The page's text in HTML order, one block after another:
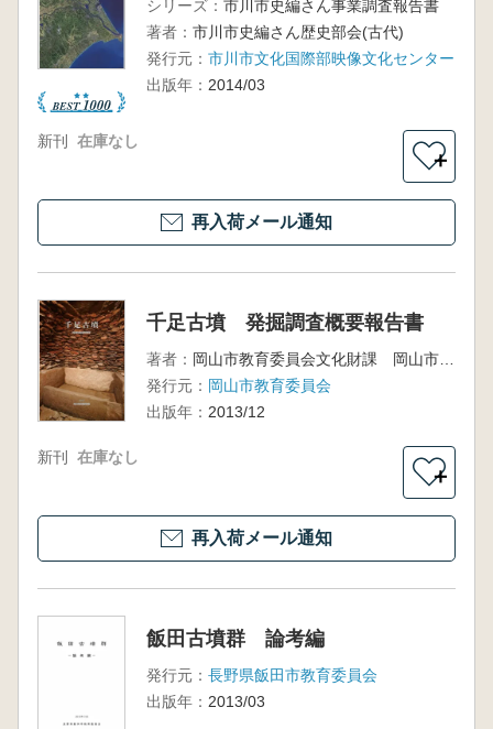
シリーズ： 市川市史編さん事業調査報告書
著者： 市川市史編さん歴史部会(古代)
発行元： 市川市文化国際部映像文化センター
出版年： 2014/03
新刊 在庫なし
＋
再入荷メール通知
千足古墳 発掘調査概要報告書
著者：
岡山市教育委員会文化財課 岡山市埋蔵文化財センター 編
発行元： 岡山市教育委員会
出版年： 2013/12
新刊 在庫なし
＋
再入荷メール通知
飯田古墳群 論考編
発行元： 長野県飯田市教育委員会
出版年： 2013/03